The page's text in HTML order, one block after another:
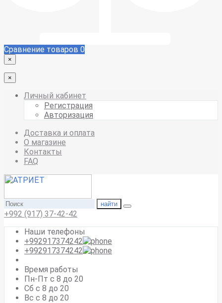
Сравнение товаров 0
×
×
Личный кабинет
Регистрация
Авторизация
Доставка и оплата
О магазине
Контакты
FAQ
найти
+992 (917) 37-42-42
Наши телефоны
+992917374242
+992917374242
Время работы
Пн-Пт с 8 до 20
Сб с 8 до 20
Вс c 8 до 20